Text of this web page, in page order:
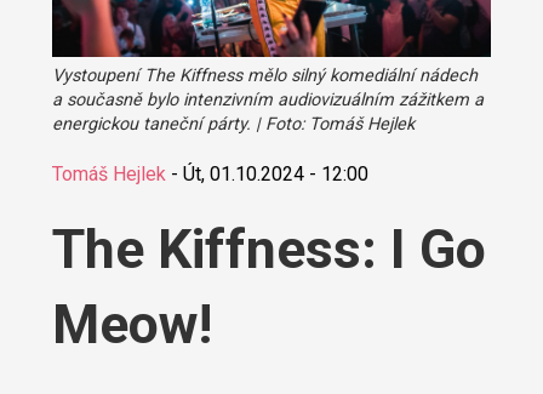
Vystoupení The Kiffness mělo silný komediální nádech
a současně bylo intenzivním audiovizuálním zážitkem a
energickou taneční párty. | Foto: Tomáš Hejlek
Tomáš Hejlek- Út, 01.10.2024 - 12:00
The Kiffness: I Go
Meow!